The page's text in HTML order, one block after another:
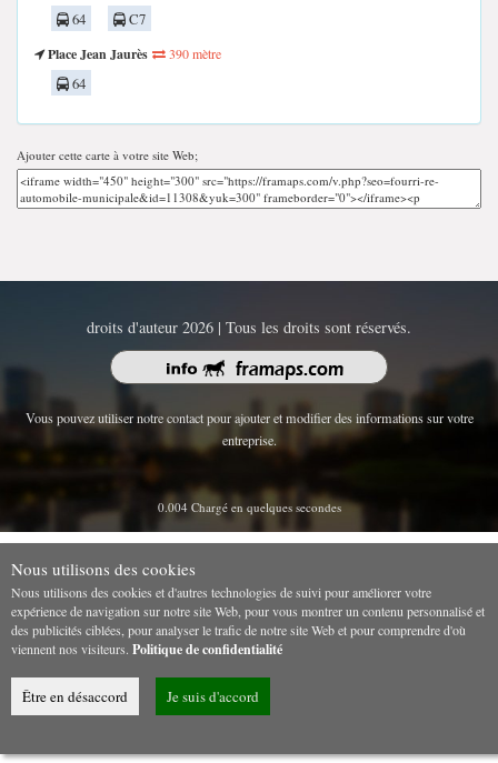
64
C7
Place Jean Jaurès
390 mètre
64
Ajouter cette carte à votre site Web;
droits d'auteur 2026 | Tous les droits sont réservés.
Vous pouvez utiliser notre contact pour ajouter et modifier des informations sur votre
entreprise.
0.004 Chargé en quelques secondes
Nous utilisons des cookies
Nous utilisons des cookies et d'autres technologies de suivi pour améliorer votre
expérience de navigation sur notre site Web, pour vous montrer un contenu personnalisé et
des publicités ciblées, pour analyser le trafic de notre site Web et pour comprendre d'où
viennent nos visiteurs. Politique de confidentialité
Être en désaccord Je suis d'accord